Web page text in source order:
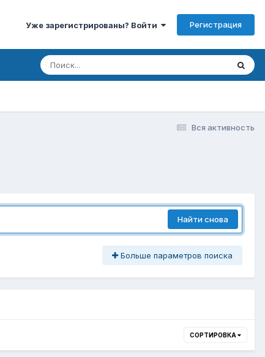
Уже зарегистрированы? Войти Регистрация
Вся активность
Найти снова
Больше параметров поиска
СОРТИРОВКА